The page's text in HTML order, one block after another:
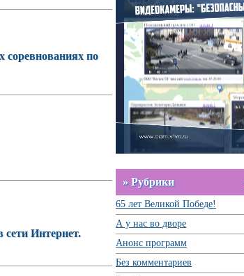
соревнованиях по
сети Интернет.
» Рубрики
65 лет Великой Победе!
А у нас во дворе
Анонс программ
Без комментариев